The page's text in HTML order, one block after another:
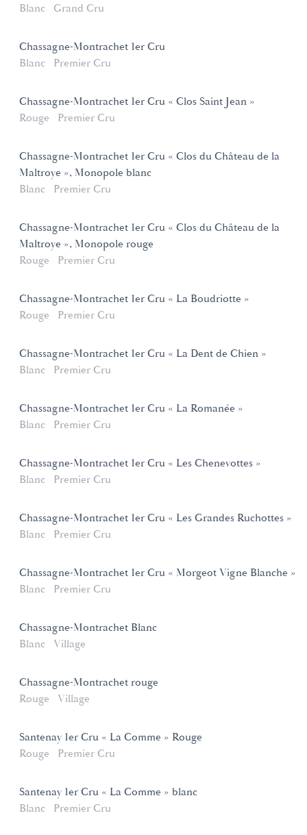
Blanc
Grand Cru
Chassagne-Montrachet 1er Cru
Blanc
Premier Cru
Chassagne-Montrachet 1er Cru « Clos Saint Jean »
Rouge
Premier Cru
Chassagne-Montrachet 1er Cru « Clos du Château de la
Maltroye », Monopole blanc
Blanc
Premier Cru
Chassagne-Montrachet 1er Cru « Clos du Château de la
Maltroye », Monopole rouge
Rouge
Premier Cru
Chassagne-Montrachet 1er Cru « La Boudriotte »
Rouge
Premier Cru
Chassagne-Montrachet 1er Cru « La Dent de Chien »
Blanc
Premier Cru
Chassagne-Montrachet 1er Cru « La Romanée »
Blanc
Premier Cru
Chassagne-Montrachet 1er Cru « Les Chenevottes »
Blanc
Premier Cru
Chassagne-Montrachet 1er Cru « Les Grandes Ruchottes »
Blanc
Premier Cru
Chassagne-Montrachet 1er Cru « Morgeot Vigne Blanche »
Blanc
Premier Cru
Chassagne-Montrachet Blanc
Blanc
Village
Chassagne-Montrachet rouge
Rouge
Village
Santenay 1er Cru « La Comme » Rouge
Rouge
Premier Cru
Santenay 1er Cru « La Comme » blanc
Blanc
Premier Cru